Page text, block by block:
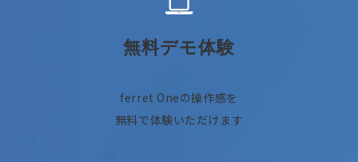
無料デモ体験
ferret Oneの操作感を
無料で体験いただけます